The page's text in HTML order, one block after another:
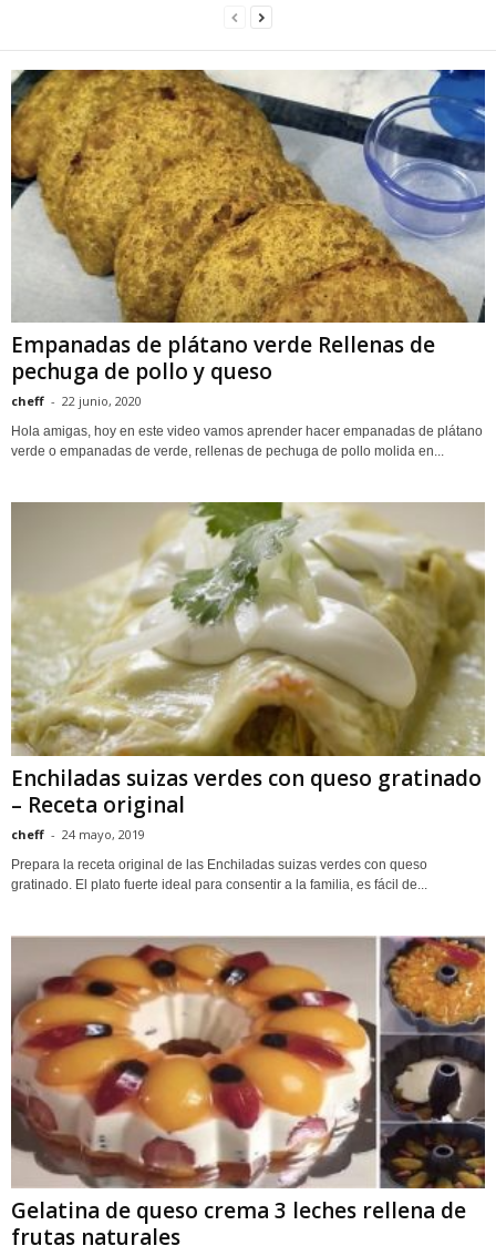
Empanadas de plátano verde Rellenas de
pechuga de pollo y queso
cheff - 22 junio, 2020
Hola amigas, hoy en este video vamos aprender hacer empanadas de plátano
verde o empanadas de verde, rellenas de pechuga de pollo molida en...
Enchiladas suizas verdes con queso gratinado
– Receta original
cheff - 24 mayo, 2019
Prepara la receta original de las Enchiladas suizas verdes con queso
gratinado. El plato fuerte ideal para consentir a la familia, es fácil de...
Gelatina de queso crema 3 leches rellena de
frutas naturales